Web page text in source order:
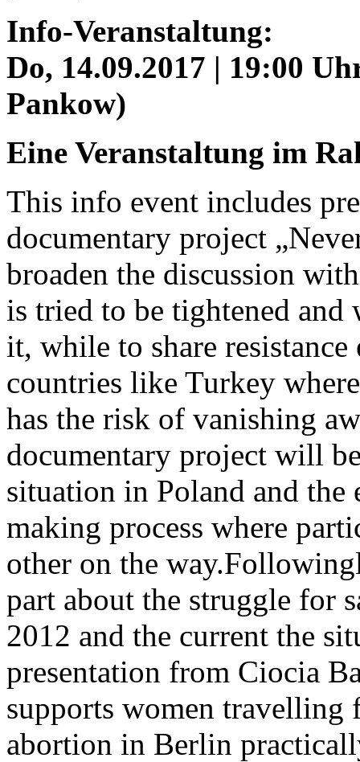
Info-Veranstaltung:
Do, 14.09.2017 | 19:00
Pankow)
Eine Veranstaltung im
This info event includes
documentary project
broaden the discussion
is tried to be tightened and
it, while to share
countries like Turkey
has the risk of vanishing
documentary project will
situation in Poland and
making process where
other on the
part about the struggle for
2012 and the current the
presentation from Ciocia
supports women travelling
abortion in Berlin